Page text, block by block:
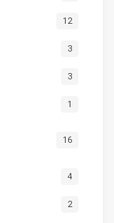
12
3
3
1
16
4
2